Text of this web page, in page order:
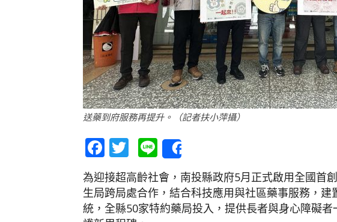
送藥到府服務再提升。（記者扶小萍攝）
Facebook
Twitter
Line
為迎接超高齡社會，南投縣政府5月正式啟用全國首
生局跨局處合作，結合科技應用與社區藥事服務，
統，全縣50家特約藥局投入，提供長者與身心障礙